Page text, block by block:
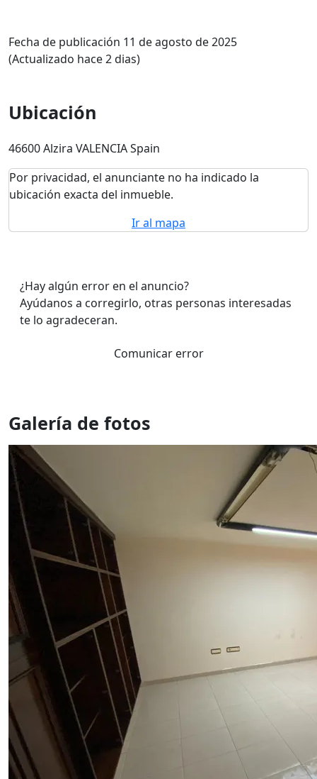
Fecha de publicación 11 de agosto de 2025
(Actualizado hace 2 dias)
Ubicación
46600 Alzira VALENCIA Spain
Por privacidad, el anunciante no ha indicado la
ubicación exacta del inmueble.
Ir al mapa
¿Hay algún error en el anuncio?
Ayúdanos a corregirlo, otras personas interesadas
te lo agradeceran.
Comunicar error
Galería de fotos